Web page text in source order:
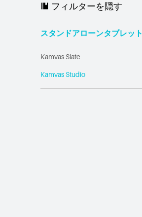
フィルターを隠す
スタンドアローンタブレット
Kamvas Slate
Kamvas Studio